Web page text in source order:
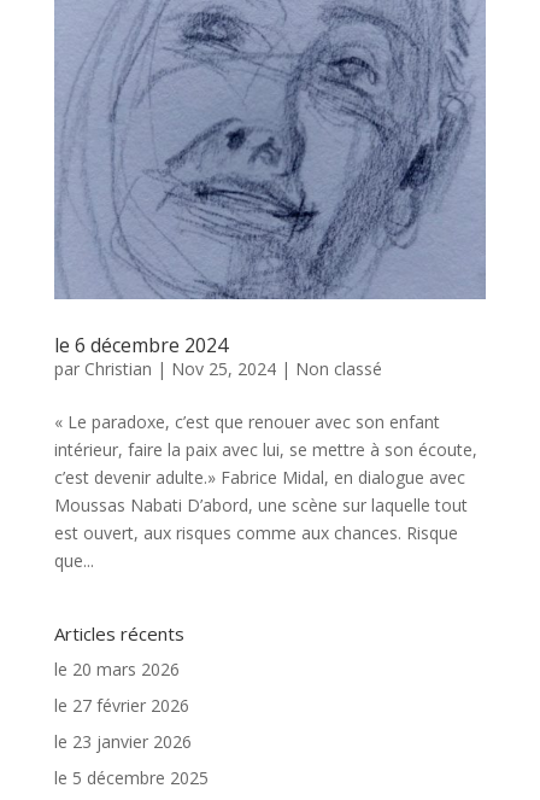
le 6 décembre 2024
par Christian | Nov 25, 2024| Non classé
« Le paradoxe, c’est que renouer avec son enfant
intérieur, faire la paix avec lui, se mettre à son écoute,
c’est devenir adulte.» Fabrice Midal, en dialogue avec
Moussas Nabati D’abord, une scène sur laquelle tout
est ouvert, aux risques comme aux chances. Risque
que...
Articles récents
le 20 mars 2026
le 27 février 2026
le 23 janvier 2026
le 5 décembre 2025